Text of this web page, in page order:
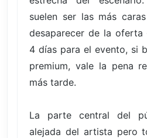
suelen ser las más
desaparecer de la
4 días para el evento, si
premium, vale la pena
más tarde.
La parte central del
alejada del artista pero